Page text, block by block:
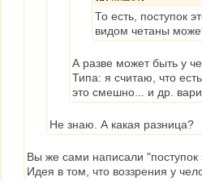
То есть, поступок
видом четаны
А разве может быть у
Типа: я считаю, что
это смешно... и др.
Не знаю. А какая разница?
Вы же сами написали "поступок
Идея в том, что воззрения у